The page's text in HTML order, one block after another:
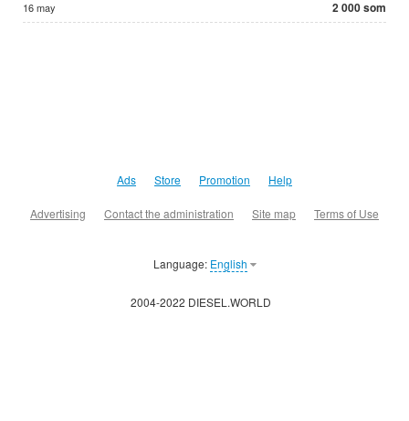
16 may 2 000 som
Ads Store Promotion Help
Advertising Contact the administration Site map Terms of Use
Language: English
2004-2022 DIESEL.WORLD